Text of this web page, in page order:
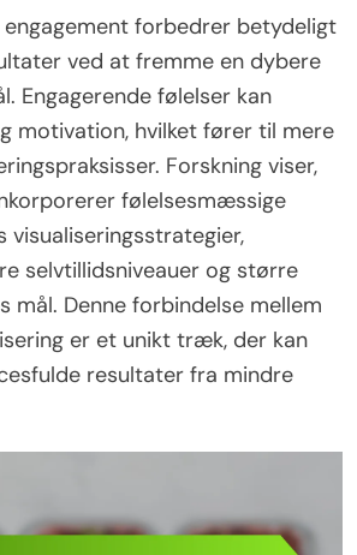
forbedrer betydeligt
ved at fremme en dybere
Engagerende følelser kan
motivation, hvilket fører til mere
Forskning viser,
følelsesmæssige
visualiseringsstrategier,
selvtillidsniveauer og større
mål. Denne forbindelse mellem
er et unikt træk, der kan
resultater fra mindre